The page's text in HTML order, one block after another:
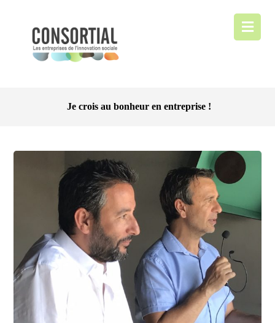
Je crois au bonheur en entreprise !